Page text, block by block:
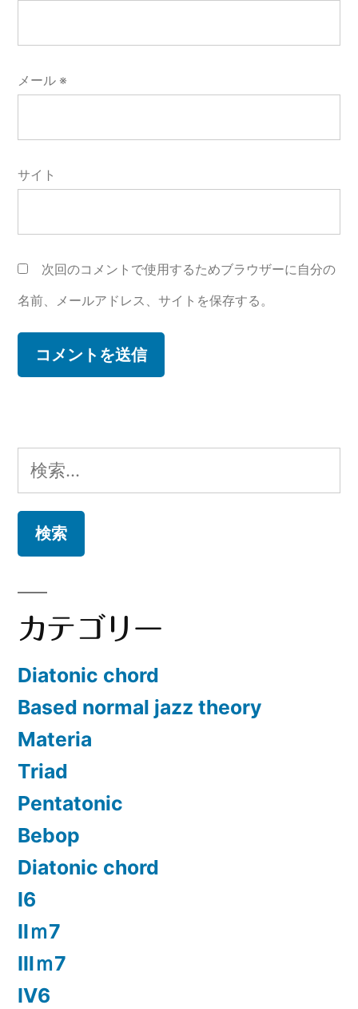
メール ※
サイト
次回のコメントで使用するためブラウザーに自分の
名前、メールアドレス、サイトを保存する。
検
索:
カテゴリー
Diatonic chord
Based normal jazz theory
Materia
Triad
Pentatonic
Bebop
Diatonic chord
Ⅰ6
Ⅱｍ7
Ⅲｍ7
Ⅳ6